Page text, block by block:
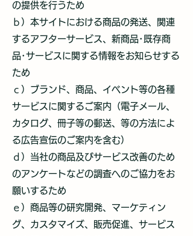
の提供を行うため
ｂ）本サイトにおける商品の発送、関連
するアフターサービス、新商品･既存商
品･サービスに関する情報をお知らせする
ため
ｃ）ブランド、商品、イベント等の各種
サービスに関するご案内（電子メール、
カタログ、冊子等の郵送、等の方法によ
る広告宣伝のご案内を含む）
ｄ）当社の商品及びサービス改善のため
のアンケートなどの調査へのご協力をお
願いするため
ｅ）商品等の研究開発、マーケティン
グ、カスタマイズ、販売促進、サービス